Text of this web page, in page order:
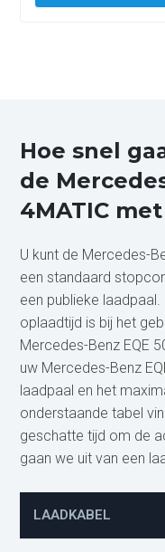
Hoe snel
de
4MATIC
U kunt de Mercedes-
een standaard
een publieke
oplaadtijd is bij het
Mercedes-Benz EQE
uw Mercedes-Benz
laadpaal en het
onderstaande tabel
geschatte tijd om de
gaan we uit van een
LAADKABEL